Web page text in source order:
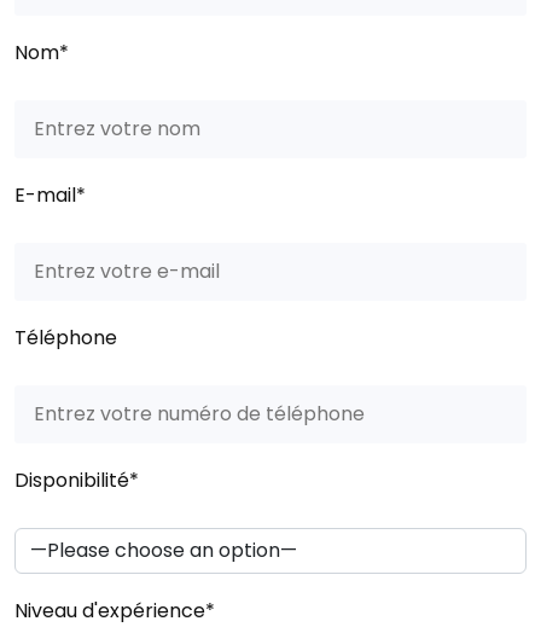
Nom*
E-mail*
Téléphone
Disponibilité*
Niveau d'expérience*